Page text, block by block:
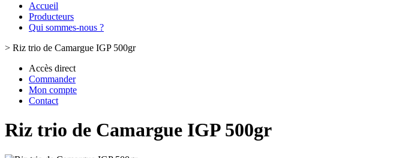
Accueil
Producteurs
Qui sommes-nous ?
> Riz trio de Camargue IGP 500gr
Accès direct
Commander
Mon compte
Contact
Riz trio de Camargue IGP 500gr